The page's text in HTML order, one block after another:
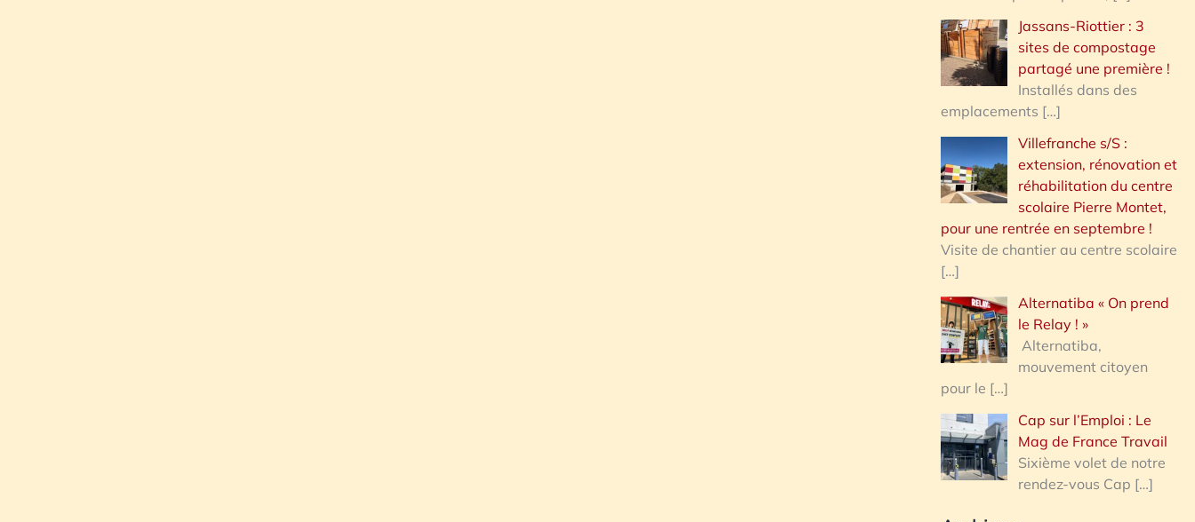
Jassans-Riottier : 3
sites de compostage
partagé une première !
Installés dans des
emplacements […]
Villefranche s/S :
extension, rénovation et
réhabilitation du centre
scolaire Pierre Montet,
pour une rentrée en septembre !
Visite de chantier au centre scolaire
[…]
Alternatiba « On prend
le Relay ! »
Alternatiba,
mouvement citoyen
pour le […]
Cap sur l’Emploi : Le
Mag de France Travail
Sixième volet de notre
rendez-vous Cap […]